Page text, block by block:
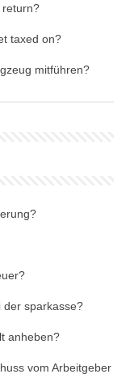
return?
taxed on?
mitführen?
der sparkasse?
anheben?
vom Arbeitgeber